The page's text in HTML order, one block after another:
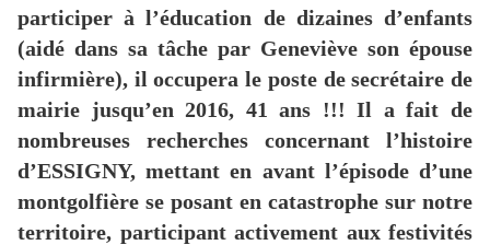
participer à l’éducation de dizaines d’enfants
(aidé dans sa tâche par Geneviève son épouse
infirmière), il occupera le poste de secrétaire de
mairie jusqu’en 2016, 41 ans !!! Il a fait de
nombreuses recherches concernant l’histoire
d’ESSIGNY, mettant en avant l’épisode d’une
montgolfière se posant en catastrophe sur notre
territoire, participant activement aux festivités